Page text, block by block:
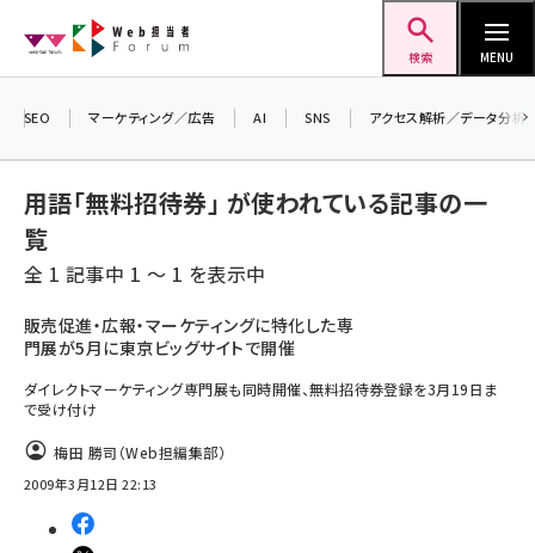
ン
検索 MENU
seo (3528)
ai (2811)
youtube (2439)
note (2315)
セミナー (2308)
z世代 (1623)
meo (1277)
SEO マーケティング／広告 AI SNS アクセス解析／データ分析
用語「無料招待券」 が使われている記事の一
覧
全 1 記事中 1 ～ 1 を表示中
販売促進・広報・マーケティングに特化した専
門展が5月に東京ビッグサイトで開催
ダイレクトマーケティング専門展も同時開催、無料招待券登録を3月19日ま
で受け付け
梅田 勝司（Web担編集部）
2009年3月12日 22:13